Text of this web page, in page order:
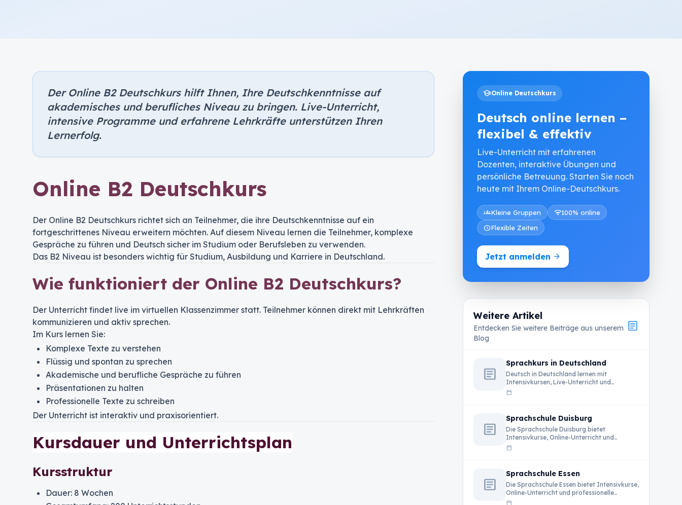
Der Online B2 Deutschkurs hilft Ihnen, Ihre Deutschkenntnisse auf
akademisches und berufliches Niveau zu bringen. Live-Unterricht,
intensive Programme und erfahrene Lehrkräfte unterstützen Ihren
Lernerfolg.
Online B2 Deutschkurs
Der Online B2 Deutschkurs richtet sich an Teilnehmer, die ihre Deutschkenntnisse auf ein
fortgeschrittenes Niveau erweitern möchten. Auf diesem Niveau lernen die Teilnehmer, komplexe
Gespräche zu führen und Deutsch sicher im Studium oder Berufsleben zu verwenden.
Das B2 Niveau ist besonders wichtig für Studium, Ausbildung und Karriere in Deutschland.
Wie funktioniert der Online B2 Deutschkurs?
Der Unterricht findet live im virtuellen Klassenzimmer statt. Teilnehmer können direkt mit Lehrkräften
kommunizieren und aktiv sprechen.
Im Kurs lernen Sie:
Komplexe Texte zu verstehen
Flüssig und spontan zu sprechen
Akademische und berufliche Gespräche zu führen
Präsentationen zu halten
Professionelle Texte zu schreiben
Der Unterricht ist interaktiv und praxisorientiert.
Kursdauer und Unterrichtsplan
Kursstruktur
Dauer: 8 Wochen
schoolOnline Deutschkurs
Deutsch online lernen –
flexibel & effektiv
Live-Unterricht mit erfahrenen
Dozenten, interaktive Übungen und
persönliche Betreuung. Starten Sie noch
heute mit Ihrem Online-Deutschkurs.
groupsKleine Gruppen wifi100% online
scheduleFlexible Zeiten
Jetzt anmelden arrow_forward
Weitere Artikel
Entdecken Sie weitere Beiträge aus unserem
Blog
article
article
Sprachkurs in Deutschland
Deutsch in Deutschland lernen mit
Intensivkursen, Live-Unterricht und
professionellen Lehrkräften bei Rheinland
calendar_today
article
Sprachschule Duisburg
Die Sprachschule Duisburg bietet
Intensivkurse, Online-Unterricht und
professionelle Deutschkurse für
calendar_today
article
Sprachschule Essen
Die Sprachschule Essen bietet Intensivkurse,
Online-Unterricht und professionelle
Deutschkurse für internationale Teilnehmer
calendar_today